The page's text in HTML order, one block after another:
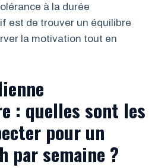
à la durée
est de trouver un équilibre
la motivation tout en
: quelles sont les
pour un
par semaine ?